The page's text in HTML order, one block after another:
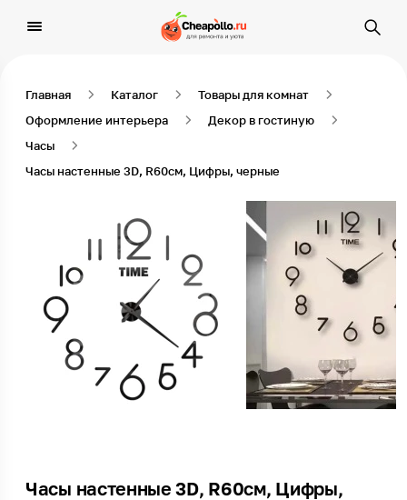
Главная Каталог
Товары для комнат
Оформление интерьера
Декор в гостиную
Часы
Часы настенные 3D, R60см, Цифры, черные
Часы настенные 3D, R60см, Цифры,